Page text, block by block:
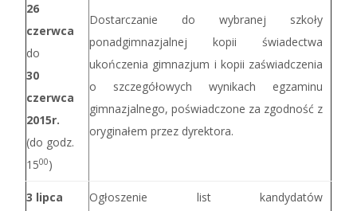
26
czerwca
do
30
czerwca
2015r.
(do godz.
1500)
Dostarczanie do wybranej szkoły
ponadgimnazjalnej kopii świadectwa
ukończenia gimnazjum i kopii zaświadczenia
o szczegółowych wynikach egzaminu
gimnazjalnego, poświadczone za zgodność z
oryginałem przez dyrektora.
3 lipca
Ogłoszenie list kandydatów